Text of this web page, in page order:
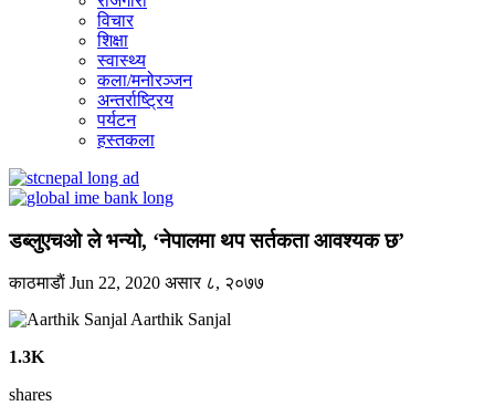
विचार
शिक्षा
स्वास्थ्य
कला/मनोरञ्जन
अन्तर्राष्ट्रिय
पर्यटन
हस्तकला
डब्लुएचओ ले भन्यो, ‘नेपालमा थप सर्तकता आवश्यक छ’
काठमाडाैं Jun 22, 2020 असार ८, २०७७
Aarthik Sanjal
1.3K
shares